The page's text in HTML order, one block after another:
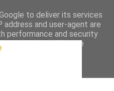
to deliver its services
address and user-agent are
performance and security
generate usage
abuse.